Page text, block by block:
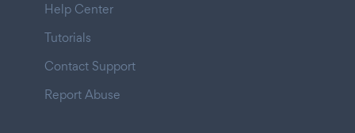
Help Center
Tutorials
Contact Support
Report Abuse